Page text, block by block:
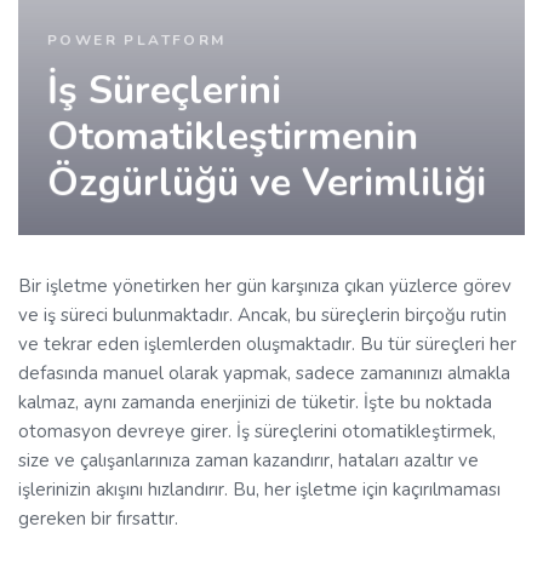
POWER PLATFORM
İş Süreçlerini
Otomatikleştirmenin
Özgürlüğü ve Verimliliği
Bir işletme yönetirken her gün karşınıza çıkan yüzlerce görev
ve iş süreci bulunmaktadır. Ancak, bu süreçlerin birçoğu rutin
ve tekrar eden işlemlerden oluşmaktadır. Bu tür süreçleri her
defasında manuel olarak yapmak, sadece zamanınızı almakla
kalmaz, aynı zamanda enerjinizi de tüketir. İşte bu noktada
otomasyon devreye girer. İş süreçlerini otomatikleştirmek,
size ve çalışanlarınıza zaman kazandırır, hataları azaltır ve
işlerinizin akışını hızlandırır. Bu, her işletme için kaçırılmaması
gereken bir fırsattır.